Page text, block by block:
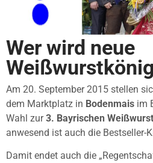
Wer wird neue
Am 20. September 2015 stellen
dem Marktplatz in Bodenmais im
Wahl zur3. Bayrischen
anwesend ist auch die Bestseller-
Damit endet auch die